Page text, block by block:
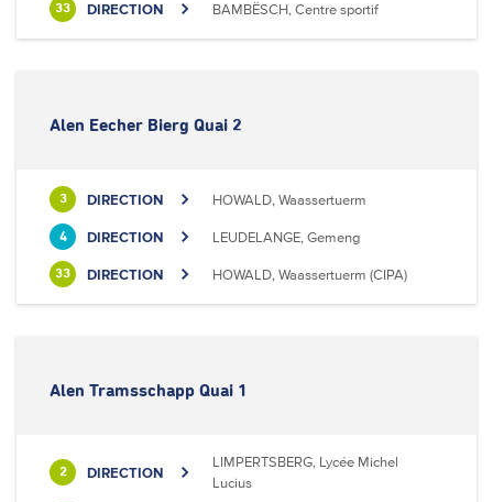
33 DIRECTION BAMBËSCH, Centre sportif
Alen Eecher Bierg Quai 2
3 DIRECTION HOWALD, Waassertuerm
4 DIRECTION LEUDELANGE, Gemeng
33 DIRECTION HOWALD, Waassertuerm (CIPA)
Alen Tramsschapp Quai 1
2 DIRECTION
LIMPERTSBERG, Lycée Michel
Lucius